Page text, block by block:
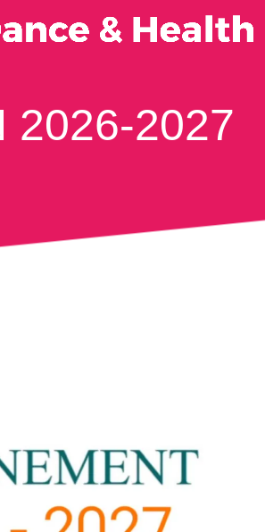
2026-2027